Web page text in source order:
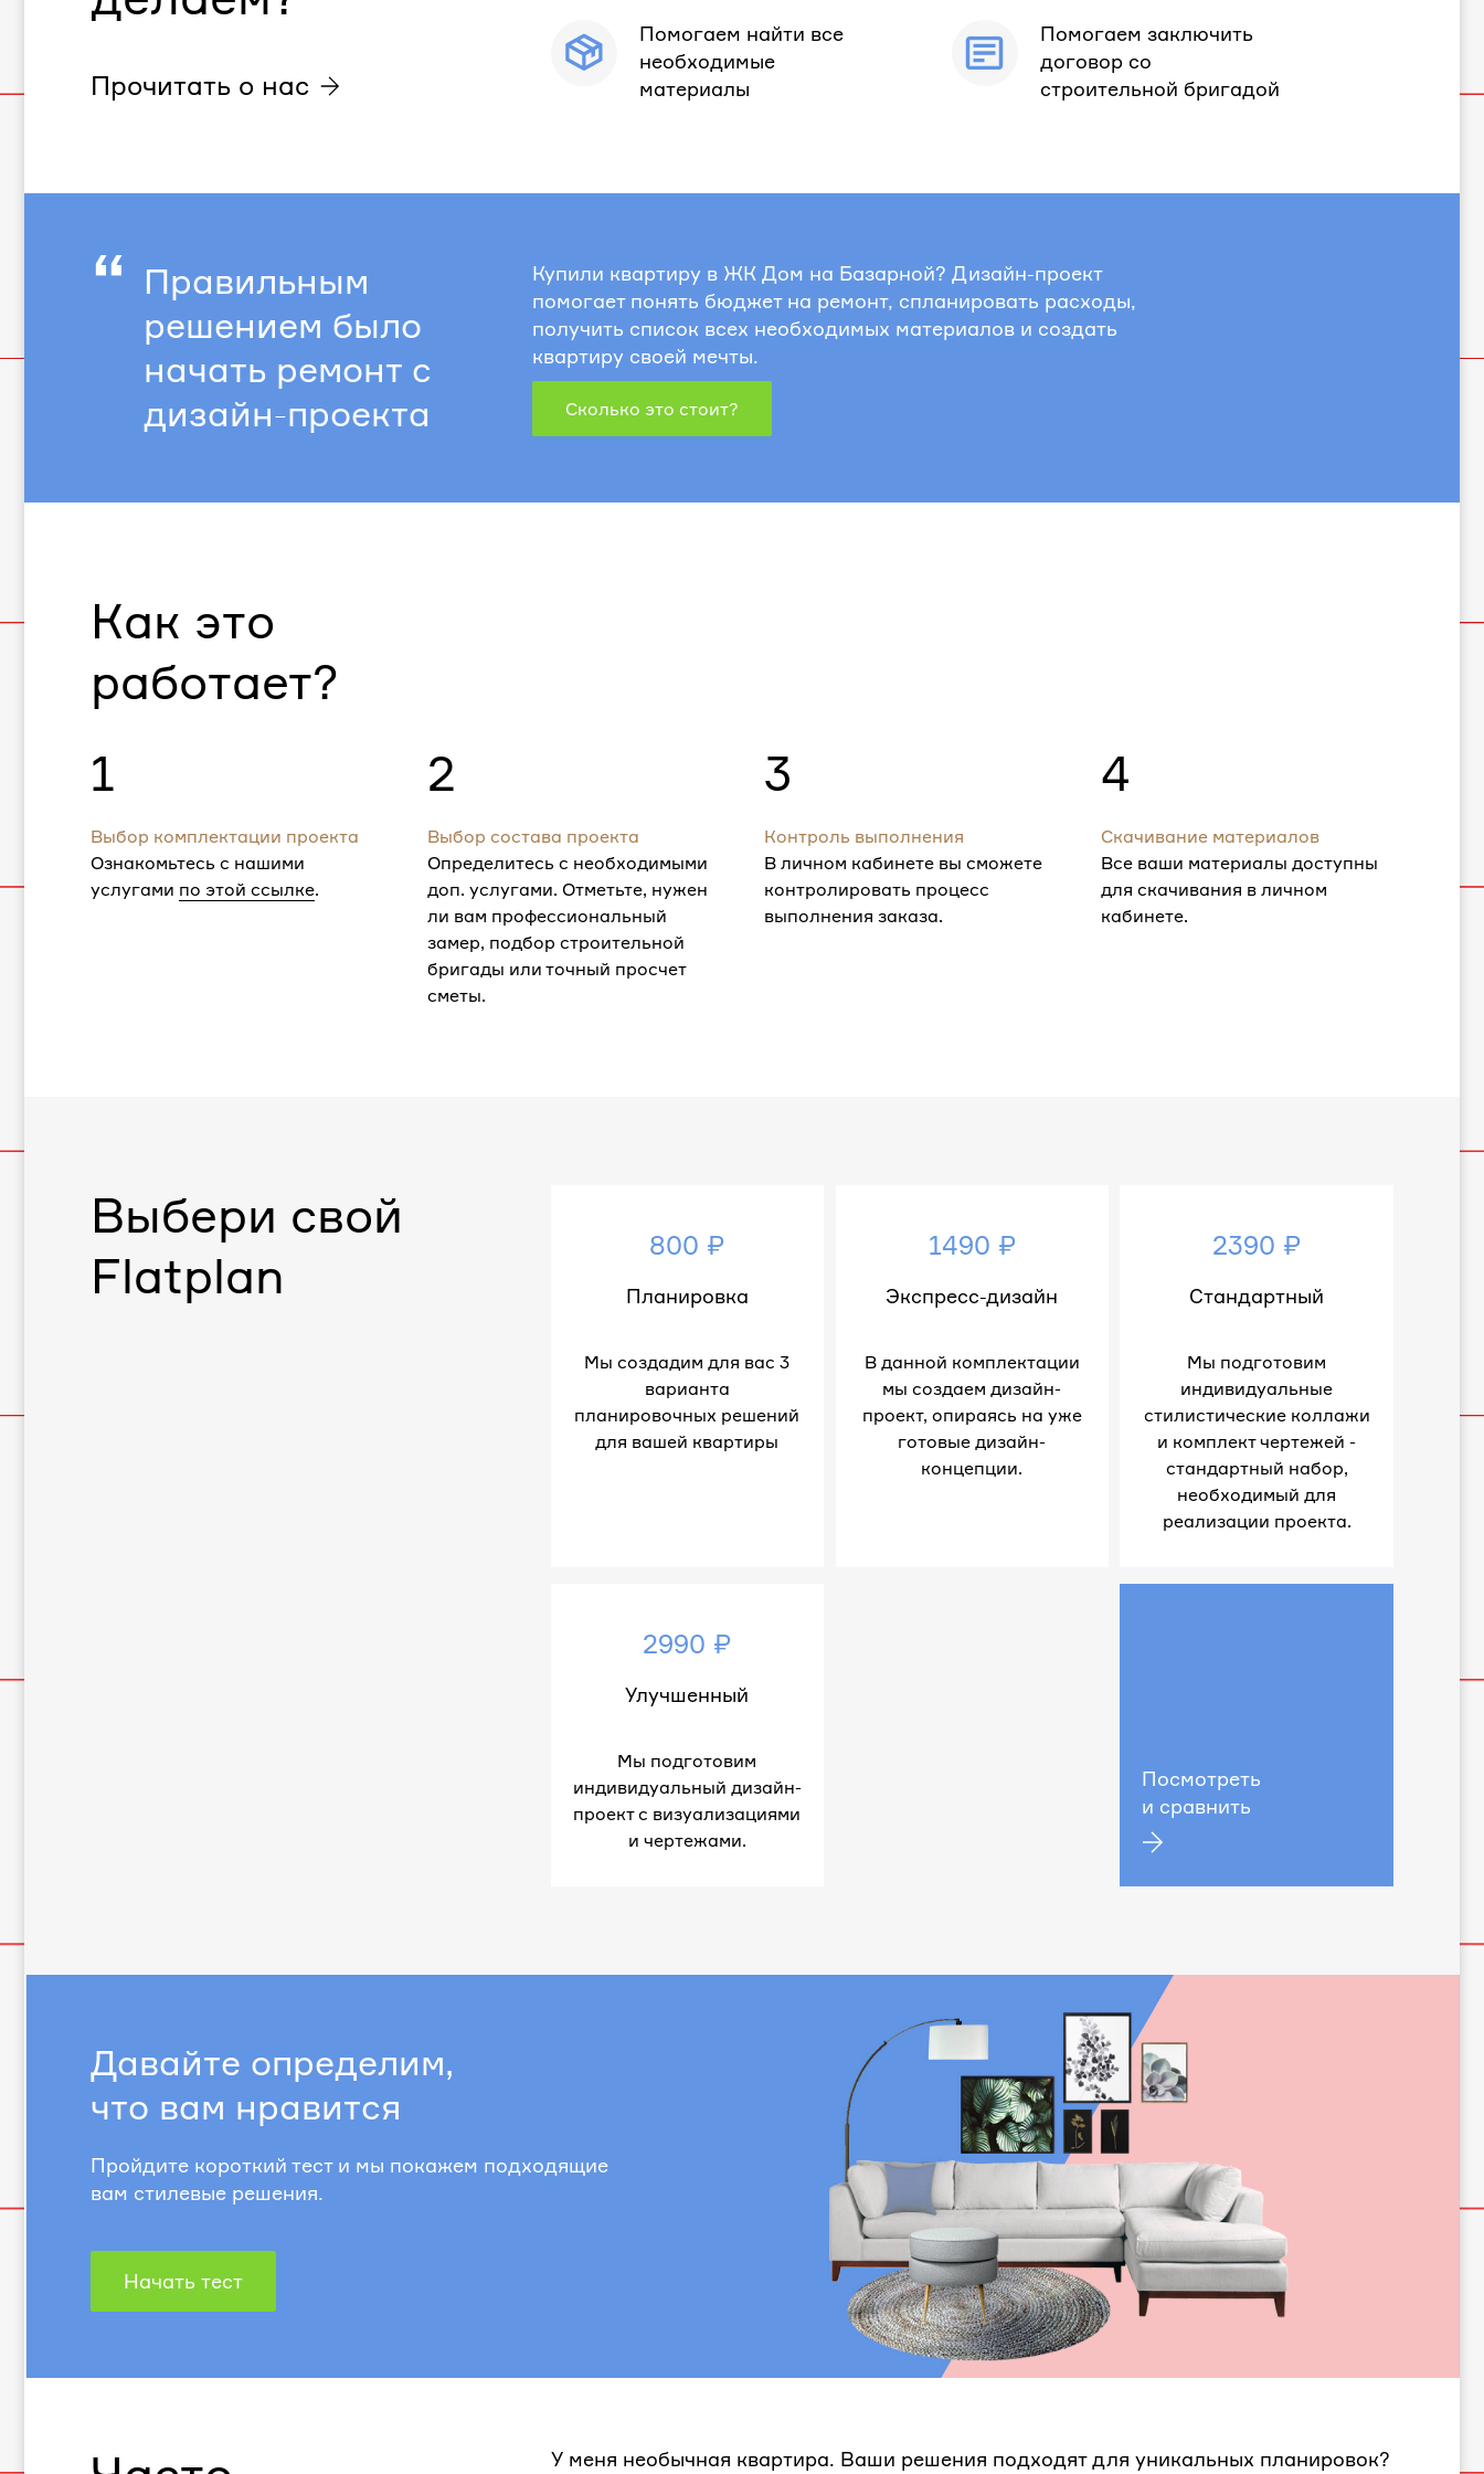
Прочитать о нас
Помогаем найти все
необходимые
материалы
Помогаем заключить
договор со
строительной бригадой
“ Правильным
решением было
начать ремонт с
дизайн-проекта
Купили квартиру в ЖК Дом на Базарной? Дизайн-проект
помогает понять бюджет на ремонт, спланировать расходы,
получить список всех необходимых материалов и создать
квартиру своей мечты.
Сколько это стоит?
Как это
работает?
1
Выбор комплектации проекта
Ознакомьтесь с нашими
услугами по этой ссылке.
2
Выбор состава проекта
Определитесь с необходимыми
доп. услугами. Отметьте, нужен
ли вам профессиональный
замер, подбор строительной
бригады или точный просчет
сметы.
3
Контроль выполнения
В личном кабинете вы сможете
контролировать процесс
выполнения заказа.
4
Скачивание материалов
Все ваши материалы доступны
для скачивания в личном
кабинете.
Выбери свой
Flatplan
800 ₽
Планировка
Мы создадим для вас 3
варианта
планировочных решений
для вашей квартиры
1490 ₽
Экспресс-дизайн
В данной комплектации
мы создаем дизайн-
проект, опираясь на уже
готовые дизайн-
концепции.
2390 ₽
Стандартный
Мы подготовим
индивидуальные
стилистические коллажи
и комплект чертежей -
стандартный набор,
необходимый для
реализации проекта.
2990 ₽
Улучшенный
Мы подготовим
индивидуальный дизайн-
проект с визуализациями
и чертежами.
Посмотреть
и сравнить
Давайте определим,
что вам нравится
Пройдите короткий тест и мы покажем подходящие
вам стилевые решения.
Начать тест
У меня необычная квартира. Ваши решения подходят для уникальных планировок?